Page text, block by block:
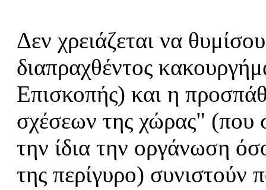
Δεν χρειάζεται να
διαπραχθέντος
Επισκοπής) και η
σχέσεων της χώρας" (που
την ίδια την οργάνωση
της περίγυρο) συνιστούν